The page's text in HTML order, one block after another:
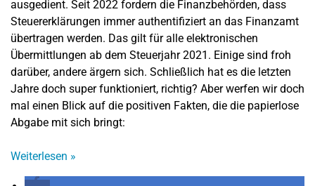
ausgedient. Seit 2022 fordern die Finanzbehörden, dass
Steuererklärungen immer authentifiziert an das Finanzamt
übertragen werden. Das gilt für alle elektronischen
Übermittlungen ab dem Steuerjahr 2021. Einige sind froh
darüber, andere ärgern sich. Schließlich hat es die letzten
Jahre doch super funktioniert, richtig? Aber werfen wir doch
mal einen Blick auf die positiven Fakten, die die papierlose
Abgabe mit sich bringt:
Weiterlesen »